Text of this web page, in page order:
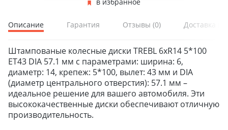
ШТАМПОВАНЫЕ
ДЛЯ ГРУЗОВЫХ АВТО
ДЛЯ ЛЕГКОВЫХ АВТО
в избранное
Описание Гарантия Отзывы (0) Доставка и
Штампованые колесные диски TREBL 6xR14 5*100
ET43 DIA 57.1 мм с параметрами: ширина: 6,
диаметр: 14, крепеж: 5*100, вылет: 43 мм и DIA
(диаметр центрального отверстия): 57.1 мм –
идеальное решение для вашего автомобиля. Эти
высококачественные диски обеспечивают отличную
производительность.